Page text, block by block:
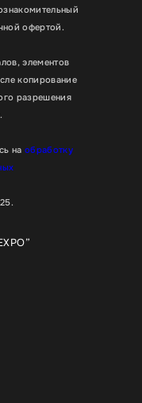
офертой.
элементов
копирование
разрешения
на обработку